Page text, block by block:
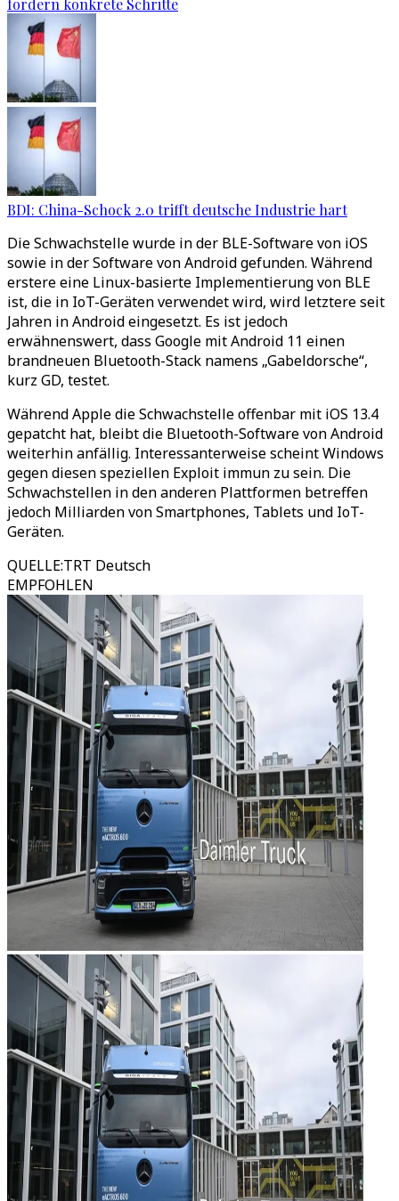
fordern konkrete Schritte
BDI: China-Schock 2.0 trifft deutsche Industrie hart
Die Schwachstelle wurde in der BLE-Software von iOS
sowie in der Software von Android gefunden. Während
erstere eine Linux-basierte Implementierung von BLE
ist, die in IoT-Geräten verwendet wird, wird letztere seit
Jahren in Android eingesetzt. Es ist jedoch
erwähnenswert, dass Google mit Android 11 einen
brandneuen Bluetooth-Stack namens „Gabeldorsche“,
kurz GD, testet.
Während Apple die Schwachstelle offenbar mit iOS 13.4
gepatcht hat, bleibt die Bluetooth-Software von Android
weiterhin anfällig. Interessanterweise scheint Windows
gegen diesen speziellen Exploit immun zu sein. Die
Schwachstellen in den anderen Plattformen betreffen
jedoch Milliarden von Smartphones, Tablets und IoT-
Geräten.
QUELLE:TRT Deutsch
EMPFOHLEN